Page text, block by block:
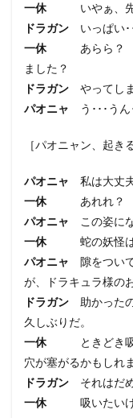
一休いやぁ、先生
ドラガン いっぱい･
一休あらら？ も
ました？
ドラガン やってし
パオニャ う･･･うん
［パオニャン、起きる
パオニャ 私は大丈
一休あれれ？ ほ
パオニャ この姿に
一休蛇の妖怪は
パオニャ 隙をつい
が、ドラキュラ様の
ドラガン 助かった
久しぶりだ。
一休ときどき吸わ
穴が塞がるかもしれ
ドラガン それはだ
一休吸いたいけど